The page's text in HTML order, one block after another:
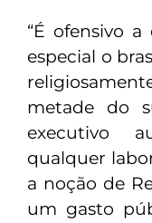
“É ofensivo
especial o
metade do
executivo
qualquer
a noção de
um gasto